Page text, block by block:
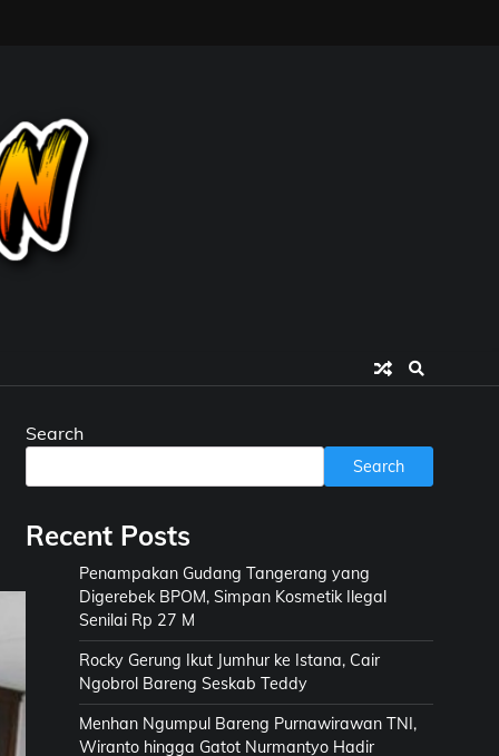
Search
Search
Recent Posts
Penampakan Gudang Tangerang yang
Digerebek BPOM, Simpan Kosmetik Ilegal
Senilai Rp 27 M
Rocky Gerung Ikut Jumhur ke Istana, Cair
Ngobrol Bareng Seskab Teddy
Menhan Ngumpul Bareng Purnawirawan TNI,
Wiranto hingga Gatot Nurmantyo Hadir